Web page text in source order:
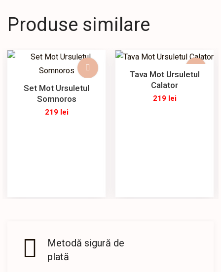
Produse similare
Set Mot Ursuletul
Somnoros
219 lei
Tava Mot Ursuletul
Calator
219 lei
Metodă sigură de
plată